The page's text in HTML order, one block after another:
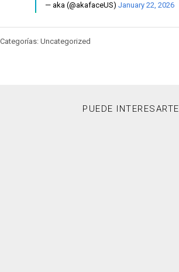
— aka (@akafaceUS) January 22, 2026
Categorías: Uncategorized
PUEDE INTERESARTE